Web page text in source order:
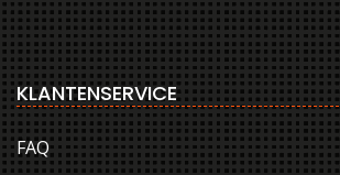
KLANTENSERVICE
FAQ